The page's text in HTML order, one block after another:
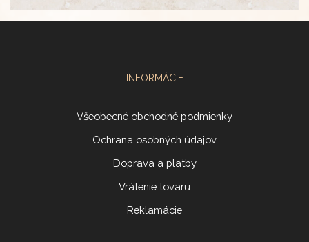
INFORMÁCIE
Všeobecné obchodné podmienky
Ochrana osobných údajov
Doprava a platby
Vrátenie tovaru
Reklamácie